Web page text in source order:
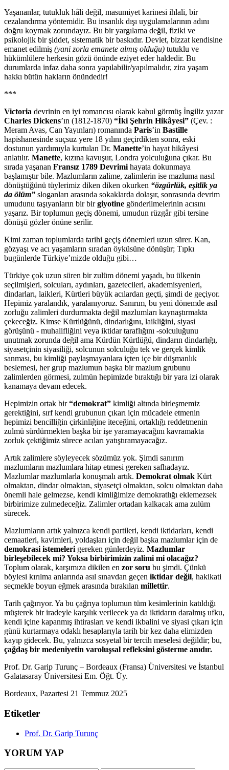
Yaşananlar, tutukluk hâli değil, masumiyet karinesi ihlali, bir
cezalandırma yöntemidir. Bu insanlık dışı uygulamalarının adını
doğru koymak zorundayız. Bu bir yargılama değil, fiziki ve
psikolojik bir şiddet, sistematik bir baskıdır. Devlet, bizzat kendisine
emanet edilmiş (yani zorla emanete almış olduğu) tutuklu ve
hükümlülere herkesin gözü önünde eziyet eder haldedir. Bu
durumlarda infaz daha sonra yapılabilir/yapılmalıdır, zira yaşam
hakkı bütün hakların önündedir!
***
Victoria devrinin en iyi romancısı olarak kabul görmüş İngiliz yazar
Charles Dickens’ın (1812-1870) “İki Şehrin Hikâyesi” (Çev. :
Meram Avas, Can Yayınları) romanında Paris’in Bastille
hapishanesinde suçsuz yere 18 yılını geçirdikten sonra, eski
dostunun yardımıyla kurtulan Dr. Manette’in hayat hikâyesi
anlatılır. Manette, kızına kavuşur, Londra yolculuğuna çıkar. Bu
sırada yaşanan Fransız 1789 Devrimi hayata dokunmaya
başlamıştır bile. Mazlumların zalime, zalimlerin ise mazluma nasıl
dönüştüğünü tüylerimiz diken diken okurken “özgürlük, eşitlik ya
da ölüm” sloganları arasında sokaklarda dolaşır, sonrasında devrim
umudunu taşıyanların bir birgiyotine gönderilmelerinin acısını
yaşarız. Bir toplumun geçiş dönemi, umudun rüzgâr gibi tersine
dönüşü gözler önüne serilir.
Kimi zaman toplumlarda tarihi geçiş dönemleri uzun sürer. Kan,
gözyaşı ve acı yaşamların sıradan öyküsüne dönüşür; Tıpkı
bugünlerde Türkiye’mizde olduğu gibi…
Türkiye çok uzun süren bir zulüm dönemi yaşadı, bu ülkenin
seçilmişleri, solcuları, aydınları, gazetecileri, akademisyenleri,
dindarları, laikleri, Kürtleri büyük acılardan geçti, şimdi de geçiyor.
Hepimiz yaralandık, yaralanıyoruz. Sanırım, bu yeni dönemde asıl
zorluğu zalimleri durdurmakta değil mazlumları kaynaştırmakta
çekeceğiz. Kimse Kürtlüğünü, dindarlığını, laikliğini, siyasi
görüşünü - muhalifliğini veya iktidar taraflığını -solculuğunu
unutmak zorunda değil ama Kürdün Kürtlüğü, dindarın dindarlığı,
siyasetçinin siyasiliği, solcunun solculuğu tek ve gerçek kimlik
sanması, bu kimliği paylaşmayanlara içten içe bir düşmanlık
beslemesi, her grup mazlumun başka bir mazlum grubunu
zalimlerden görmesi, zulmün hepimizde bıraktığı bir yara izi olarak
kanamaya devam edecek.
Hepimizin ortak bir“demokrat” kimliği altında birleşmemiz
gerektiğini, sırf kendi grubunun çıkarı için mücadele etmenin
hepimizi bencilliğin çirkinliğine iteceğini, ortaklığı reddetmenin
zulmü sürdürmekten başka bir işe yaramayacağını kavramakta
zorluk çektiğimiz sürece acıları yatıştıramayacağız.
Artık zalimlere söyleyecek sözümüz yok. Şimdi sanırım
mazlumların mazlumlara hitap etmesi gereken safhadayız.
Mazlumlar mazlumlarla konuşmalı artık. Demokrat olmak Kürt
olmaktan, dindar olmaktan, siyasetçi olmaktan, solcu olmaktan daha
önemli hale gelmezse, kendi kimliğimize demokratlığı eklemezsek
birbirimize zulmedeceğiz. Zalimler ortadan kalkacak ama zulüm
sürecek.
Mazlumların artık yalnızca kendi partileri, kendi iktidarları, kendi
cemaatleri, kavimleri, yoldaşları için değil başka mazlumlar için de
demokrasi istemeleri gereken günlerdeyiz. Mazlumlar
birleşebilecek mi? Yoksa birbirimizin zalimi mi olacağız?
Toplum olarak, karşımıza dikilen en zor soru bu şimdi. Çünkü
böylesi kırılma anlarında asıl sınavdan geçen iktidar değil, hakikati
seçmekle boyun eğmek arasında bırakılan millettir.
Tarih çağırıyor. Ya bu çağrıya toplumun tüm kesimlerinin katıldığı
müşterek bir iradeyle karşılık verilecek ya da iktidarın daralmış ufku,
kendi içine kapanmış ihtirasları ve kendi ikbalini ve siyasi çıkarı için
günü kurtarmaya odaklı hesaplarıyla tarih bir kez daha elimizden
kayıp gidecek. Bu, yalnızca sosyetal bir tercih meselesi değildir; bu,
çağdaş bir medeniyetin varoluşsal refleksini gösterme anıdır.
Prof. Dr. Garip Turunç – Bordeaux (Fransa) Üniversitesi ve İstanbul
Galatasaray Üniversitesi Em. Öğt. Üy.
Bordeaux, Pazartesi 21 Temmuz 2025
Etiketler
Prof. Dr. Garip Turunç
YORUM YAP